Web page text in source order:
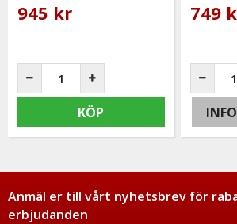
945 kr
KÖP
749
INFO
Anmäl er till vårt nyhetsbrev för
erbjudanden